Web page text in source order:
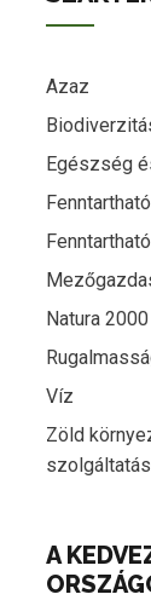
Azaz
Egészség
Natura 2000
Víz
Zöld
A